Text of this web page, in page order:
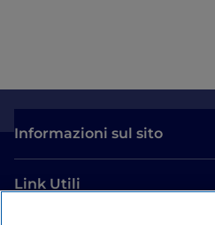
Informazioni sul sito
Link Utili